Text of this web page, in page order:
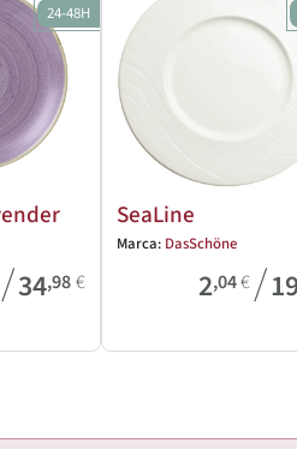
24-48H
/34,98€
SeaLine
Marca: DasSchöne
2,04€/